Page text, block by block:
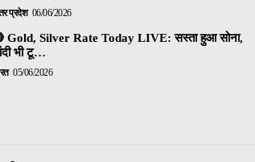
प्रदेश 06/06/2026
Gold, Silver Rate Today LIVE: सस्ता हुआ सोना,
भी टू…
05/06/2026